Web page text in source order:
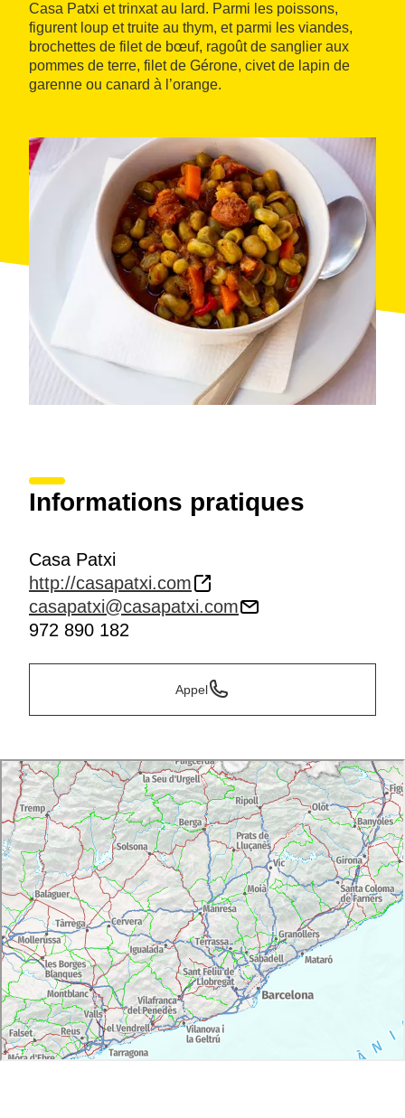
Casa Patxi et trinxat au lard. Parmi les poissons,
figurent loup et truite au thym, et parmi les viandes,
brochettes de filet de bœuf, ragoût de sanglier aux
pommes de terre, filet de Gérone, civet de lapin de
garenne ou canard à l’orange.
Informations pratiques
Casa Patxi
http://casapatxi.com
casapatxi@casapatxi.com
972 890 182
Appel